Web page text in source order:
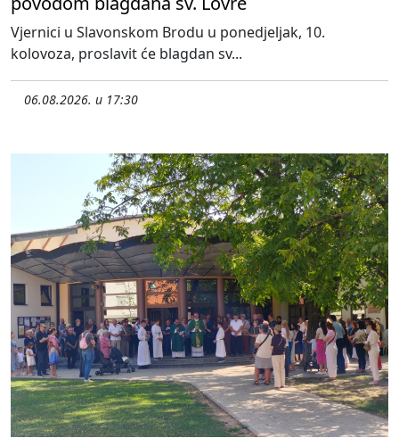
Vjernici u Slavonskom Brodu u ponedjeljak, 10.
kolovoza, proslavit će blagdan sv...
06.08.2026. u 17:30